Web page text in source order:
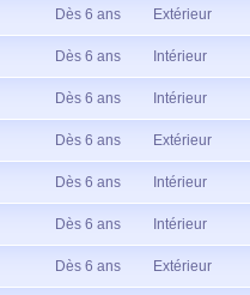
Dès 6 ans Extérieur
Dès 6 ans Intérieur
Dès 6 ans Intérieur
Dès 6 ans Extérieur
Dès 6 ans Intérieur
Dès 6 ans Intérieur
Dès 6 ans Extérieur